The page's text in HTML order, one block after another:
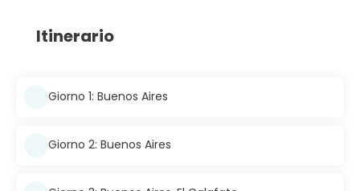
Itinerario
Giorno 1: Buenos Aires
Giorno 2: Buenos Aires